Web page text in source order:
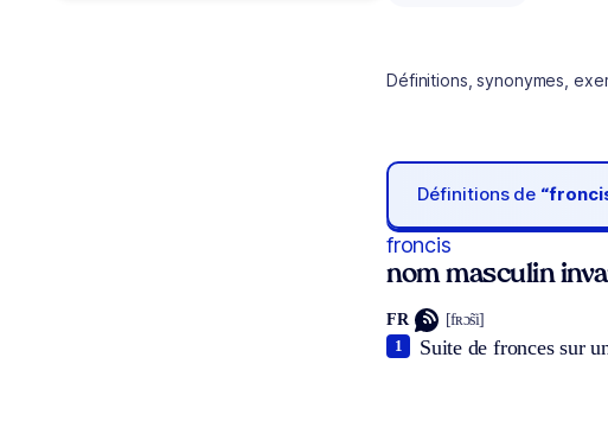
Définitions, synonymes,
Définitions de
froncis
nom masculin
FR [fʀɔ̃si]
Suite de fronces sur
1